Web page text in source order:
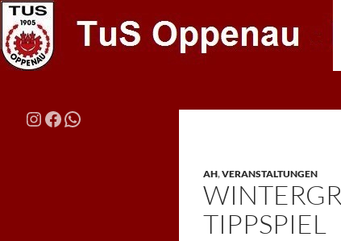
Zum
Inhalt
springen
AH,VERANSTALTUNGEN
TIPPSPIEL
Die Macht vom Haldenhof
Instagram
Facebook
WhatsApp